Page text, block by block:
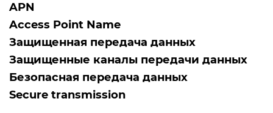
APN
Access Point Name
Защищенная передача данных
Защищенные каналы передачи данных
Безопасная передача данных
Secure transmission